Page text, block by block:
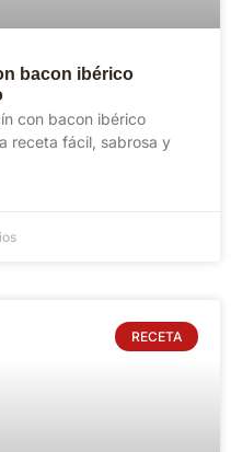
bacon ibérico
con bacon ibérico
receta fácil, sabrosa y
RECETA